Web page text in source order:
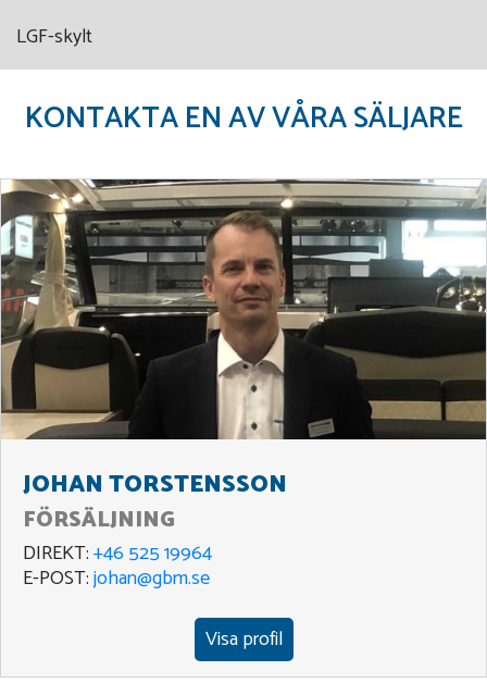
LGF-skylt
KONTAKTA EN AV VÅRA SÄLJARE
JOHAN TORSTENSSON
FÖRSÄLJNING
DIREKT:+46 525 19964
E-POST:johan@gbm.se
Visa profil